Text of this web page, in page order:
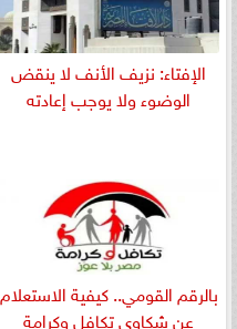
الإفتاء: نزيف الأنف لا ينقض
الوضوء ولا يوجب إعادته
بالرقم القومي.. كيفية الاستعلام
عن شكاوى تكافل وكرامة